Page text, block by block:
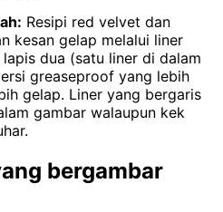
Resipi red velvet dan
kesan gelap melalui liner
dua (satu liner di dalam
greaseproof yang lebih
gelap. Liner yang bergaris
gambar walaupun kek
bergambar